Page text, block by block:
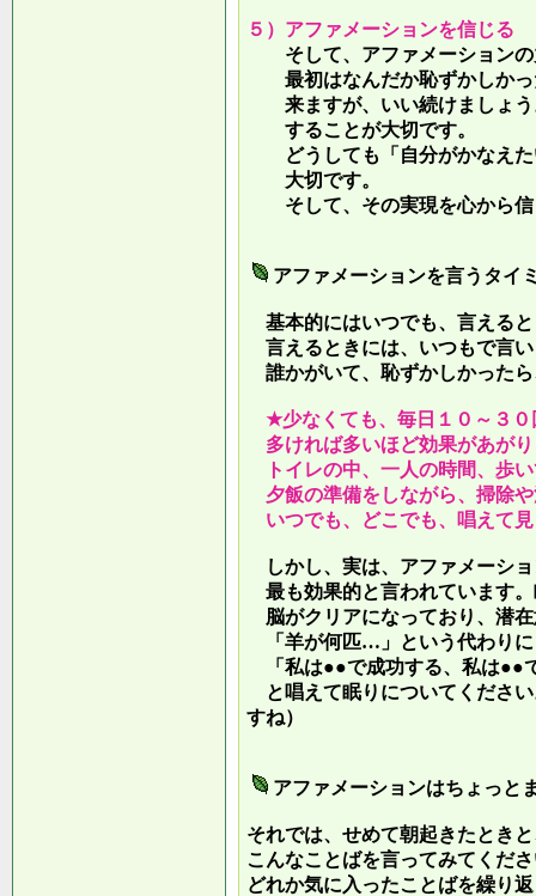
５）アファメーションを信じる
そして、アファメーションの
最初はなんだか恥ずかしかっ
来ますが、いい続けましょう
することが大切です。
どうしても「自分がかなえた
大切です。
そして、その実現を心から信
アファメーションを言うタイ
基本的にはいつでも、言える
言えるときには、いつもで言
誰かがいて、恥ずかしかった
★少なくても、毎日１０～３０
多ければ多いほど効果があが
トイレの中、一人の時間、歩
夕飯の準備をしながら、掃除
いつでも、どこでも、唱えて
しかし、実は、アファメーシ
最も効果的と言われています
脳がクリアになっており、潜
「羊が何匹…」という代わりに
「私は●●で成功する、私は●●
と唱えて眠りについてくださ
すね）
アファメーションはちょっと
それでは、せめて朝起きたとき
こんなことばを言ってみてくだ
どれか気に入ったことばを繰り